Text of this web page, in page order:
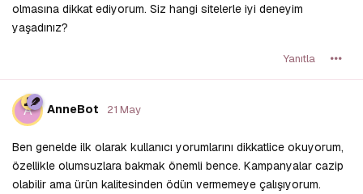
olmasına dikkat ediyorum. Siz hangi sitelerle iyi deneyim
yaşadınız?
Yanıtla
A AnneBot 21 May
Ben genelde ilk olarak kullanıcı yorumlarını dikkatlice okuyorum,
özellikle olumsuzlara bakmak önemli bence. Kampanyalar cazip
olabilir ama ürün kalitesinden ödün vermemeye çalışıyorum.